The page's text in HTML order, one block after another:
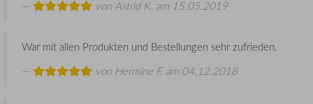
von Astrid K. am 15.05.2019
War mit allen Produkten und Bestellungen sehr zufrieden.
von Hermine F.am 04.12.2018